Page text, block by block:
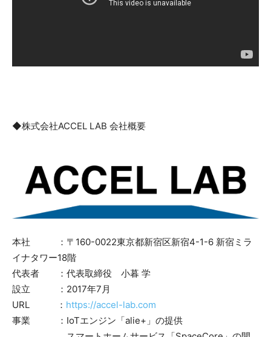
◆株式会社ACCEL LAB 会社概要
本社 ：〒160-0022東京都新宿区新宿4-1-6 新宿ミラ
イナタワー18階
代表者 ：代表取締役 小暮 学
設立 ：2017年7月
URL ： https://accel-lab.com
事業 ：IoTエンジン「alie+」の提供